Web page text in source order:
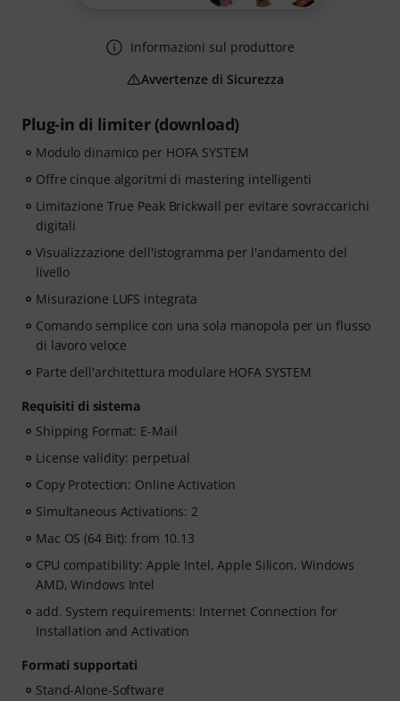
Plug-in di limiter (download)
Modulo dinamico per HOFA SYSTEM
Offre cinque algoritmi di mastering intelligenti
Limitazione True Peak Brickwall per evitare sovraccarichi
digitali
Visualizzazione dell'istogramma per l'andamento del
livello
Misurazione LUFS integrata
Comando semplice con una sola manopola per un flusso
di lavoro veloce
Parte dell'architettura modulare HOFA SYSTEM
Requisiti di sistema
Shipping Format: E-Mail
License validity: perpetual
Copy Protection: Online Activation
Simultaneous Activations: 2
Mac OS (64 Bit): from 10.13
CPU compatibility: Apple Intel, Apple Silicon, Windows
AMD, Windows Intel
add. System requirements: Internet Connection for
Installation and Activation
Formati supportati
Stand-Alone-Software
Informazioni sul produttore
Avvertenze di Sicurezza